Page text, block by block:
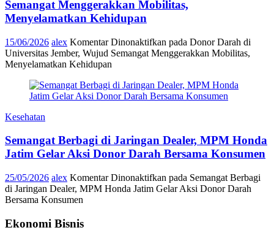
Semangat Menggerakkan Mobilitas,
Menyelamatkan Kehidupan
15/06/2026 alex Komentar Dinonaktifkan pada Donor Darah di
Universitas Jember, Wujud Semangat Menggerakkan Mobilitas,
Menyelamatkan Kehidupan
Kesehatan
Semangat Berbagi di Jaringan Dealer, MPM Honda
Jatim Gelar Aksi Donor Darah Bersama Konsumen
25/05/2026 alex Komentar Dinonaktifkan pada Semangat Berbagi
di Jaringan Dealer, MPM Honda Jatim Gelar Aksi Donor Darah
Bersama Konsumen
Ekonomi Bisnis